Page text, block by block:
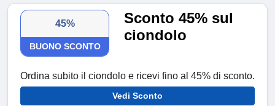
45%
BUONO SCONTO
Sconto 45% sul
ciondolo
Ordina subito il ciondolo e ricevi fino al 45% di sconto.
Vedi Sconto